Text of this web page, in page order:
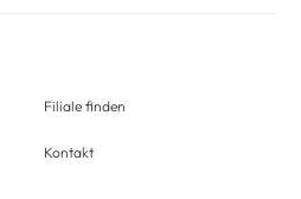
Filiale finden
Kontakt